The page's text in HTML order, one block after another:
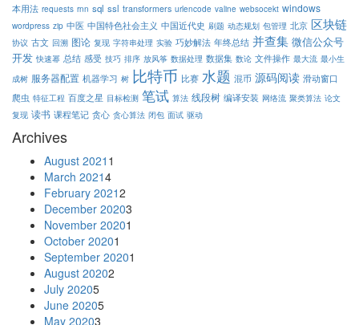
本用法 requests rnn sql ssl transformers urlencode valine websocekt windows
wordpress zip 中医 中国特色社会主义 中国近代史 刷题 动态规划 包管理 北京 区块链
协议 古文 回溯 图论 复现 字符串处理 实验 巧妙解法 年终总结 并查集 微信公众号
开发 快速幂 总结 感受 技巧 排序 放风筝 数据处理 数据集 数论 文件操作 最大流 最小生
成树 服务器配置 机器学习 树 比特币 比赛 水题 混币 源码阅读 滑动窗口
爬虫 特征工程 百度之星 目标检测 笔试 算法 线段树 编译安装 网络流 聚类算法 论文
复现 读书 课程笔记 贪心 贪心算法 闭包 面试 驱动
Archives
August 2021 1
March 20214
February 20212
December 20203
November 20201
October 20201
September 20201
August 20202
July 20205
June 20205
May 20203